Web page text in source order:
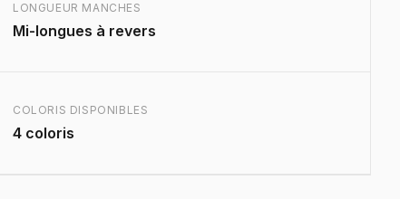
LONGUEUR MANCHES
Mi-longues à revers
COLORIS DISPONIBLES
4 coloris